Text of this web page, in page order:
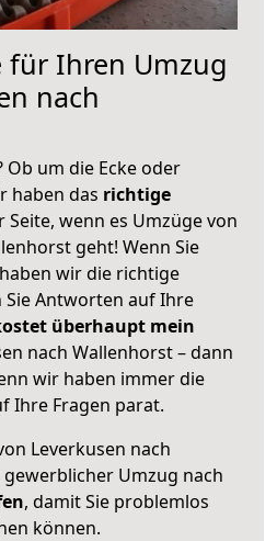
für Ihren Umzug
nach
Ob um die Ecke oder
haben das richtige
Seite, wenn es Umzüge von
geht! Wenn Sie
wir die richtige
Sie Antworten auf Ihre
überhaupt mein
nach Wallenhorst – dann
wir haben immer die
Ihre Fragen parat.
Leverkusen nach
Umzug nach
, damit Sie problemlos
können.